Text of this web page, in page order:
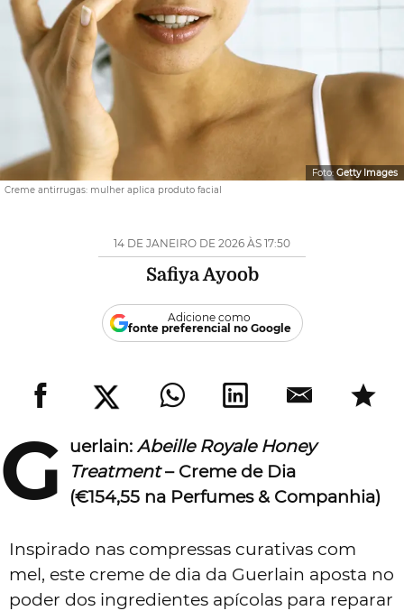
Creme antirrugas: mulher aplica produto facial
Foto: Getty Images
14 DE JANEIRO DE 2026 ÀS 17:50
Safiya Ayoob
Adicione como
fonte preferencial no Google
G uerlain: Abeille Royale Honey
Treatment– Creme de Dia
(€154,55 na Perfumes & Companhia)
Inspirado nas compressas curativas com
mel, este creme de dia da Guerlain aposta no
poder dos ingredientes apícolas para reparar